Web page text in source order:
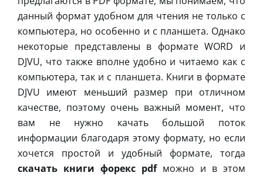
данный формат удобном для чтения не только с
компьютера, но особенно и с планшета. Однако
некоторые представлены в формате WORD и
DJVU, что также вполне удобно и читаемо как с
компьютера, так и с планшета. Книги в формате
DJVU имеют меньший размер при отличном
качестве, поэтому очень важный момент, что
вам не нужно качать большой поток
информации благодаря этому формату, но если
хочется простой и удобный формате, тогда
скачать книги форекс pdfможно и в этом